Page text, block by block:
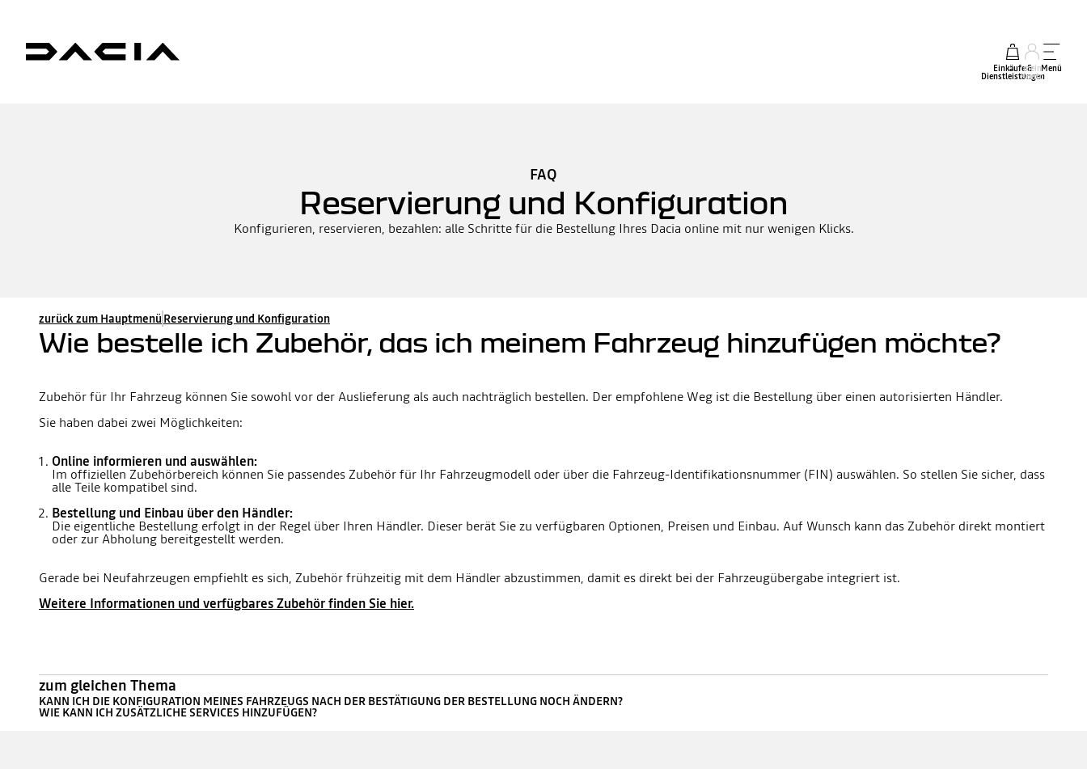
Einkäufe &
Dienstleistungen
mein
Konto
Menü
FAQ
Reservierung und Konfiguration
Konfigurieren, reservieren, bezahlen: alle Schritte für die Bestellung Ihres Dacia online mit nur wenigen Klicks.
zurück zum Hauptmenü Reservierung und Konfiguration
Wie bestelle ich Zubehör, das ich meinem Fahrzeug hinzufügen möchte?
Zubehör für Ihr Fahrzeug können Sie sowohl vor der Auslieferung als auch nachträglich bestellen. Der empfohlene Weg ist die Bestellung über einen autorisierten Händler.
Sie haben dabei zwei Möglichkeiten:
Online informieren und auswählen:
Im offiziellen Zubehörbereich können Sie passendes Zubehör für Ihr Fahrzeugmodell oder über die Fahrzeug-Identifikationsnummer (FIN) auswählen. So stellen Sie sicher, dass
alle Teile kompatibel sind.
Bestellung und Einbau über den Händler:
Die eigentliche Bestellung erfolgt in der Regel über Ihren Händler. Dieser berät Sie zu verfügbaren Optionen, Preisen und Einbau. Auf Wunsch kann das Zubehör direkt montiert
oder zur Abholung bereitgestellt werden.
Gerade bei Neufahrzeugen empfiehlt es sich, Zubehör frühzeitig mit dem Händler abzustimmen, damit es direkt bei der Fahrzeugübergabe integriert ist.
Weitere Informationen und verfügbares Zubehör finden Sie hier.
zum gleichen Thema
KANN ICH DIE KONFIGURATION MEINES FAHRZEUGS NACH DER BESTÄTIGUNG DER BESTELLUNG NOCH ÄNDERN?
WIE KANN ICH ZUSÄTZLICHE SERVICES HINZUFÜGEN?